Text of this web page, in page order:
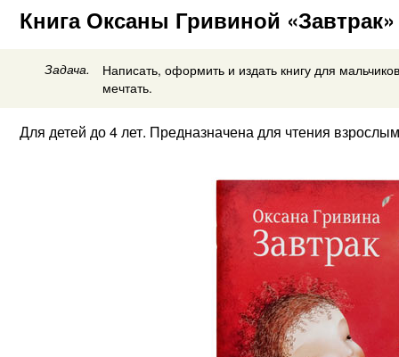
Книга Оксаны Гривиной «Завтрак»
Задача.
Написать, оформить и издать книгу для
мечтать.
Для детей до 4 лет. Предназначена для чтения